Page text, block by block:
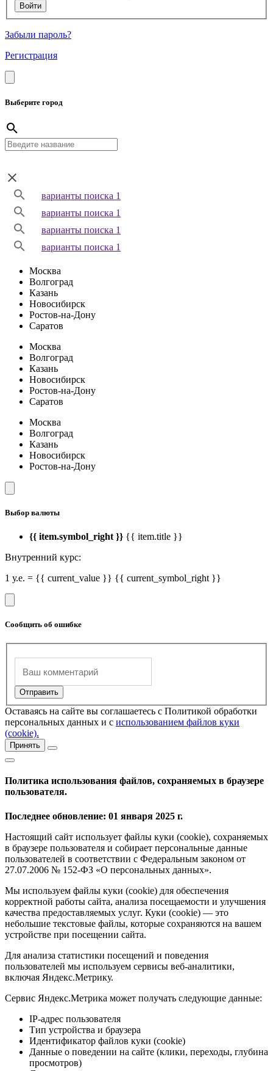
Забыли пароль?
Регистрация
Выберите город
варианты поиска 1
варианты поиска 1
варианты поиска 1
варианты поиска 1
Москва
Волгоград
Казань
Новосибирск
Ростов-на-Дону
Саратов
Москва
Волгоград
Казань
Новосибирск
Ростов-на-Дону
Саратов
Москва
Волгоград
Казань
Новосибирск
Ростов-на-Дону
Выбор валюты
{{ item.symbol_right }} {{ item.title }}
Внутренний курс:
1 у.е. = {{ current_value }} {{ current_symbol_right }}
Сообщить об ошибке
Оставаясь на сайте вы соглашаетесь с Политикой обработки
персональных данных и с использованием файлов куки
(cookie).
Принять
Политика использования файлов, сохраняемых в браузере
пользователя.
Последнее обновление: 01 января 2025 г.
Настоящий сайт использует файлы куки (cookie), сохраняемых
в браузере пользователя и собирает персональные данные
пользователей в соответствии с Федеральным законом от
27.07.2006 № 152-ФЗ «О персональных данных».
Мы используем файлы куки (cookie) для обеспечения
корректной работы сайта, анализа посещаемости и улучшения
качества предоставляемых услуг. Куки (cookie) — это
небольшие текстовые файлы, которые сохраняются на вашем
устройстве при посещении сайта.
Для анализа статистики посещений и поведения
пользователей мы используем сервисы веб-аналитики,
включая Яндекс.Метрику.
Сервис Яндекс.Метрика может получать следующие данные:
IP-адрес пользователя
Тип устройства и браузера
Идентификатор файлов куки (cookie)
Данные о поведении на сайте (клики, переходы, глубина
просмотров)